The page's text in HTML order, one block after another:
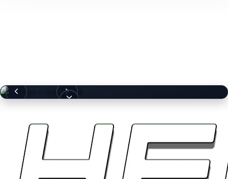
Lunettes Éclipse Solaire — 50 Pack (Événement)